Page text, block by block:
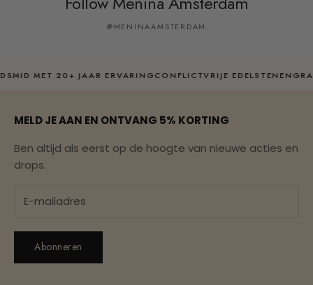
@MENINAAMSTERDAM
MET 20+ JAAR ERVARINGCONFLICTVRIJE EDELSTENEN
MELD JE AAN EN ONTVANG 5% KORTING
Ben altijd als eerst op de hoogte van nieuwe acties en
drops.
Abonneren